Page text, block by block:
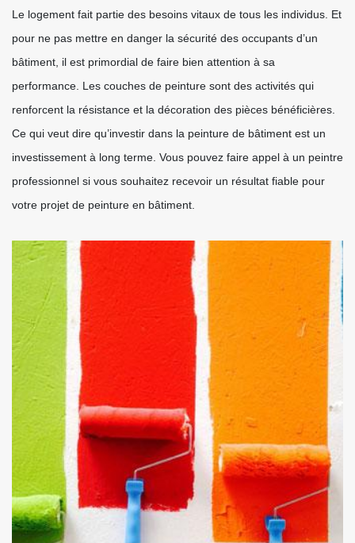
Le logement fait partie des besoins vitaux de tous les individus. Et
pour ne pas mettre en danger la sécurité des occupants d’un
bâtiment, il est primordial de faire bien attention à sa
performance. Les couches de peinture sont des activités qui
renforcent la résistance et la décoration des pièces bénéficières.
Ce qui veut dire qu’investir dans la peinture de bâtiment est un
investissement à long terme. Vous pouvez faire appel à un peintre
professionnel si vous souhaitez recevoir un résultat fiable pour
votre projet de peinture en bâtiment.